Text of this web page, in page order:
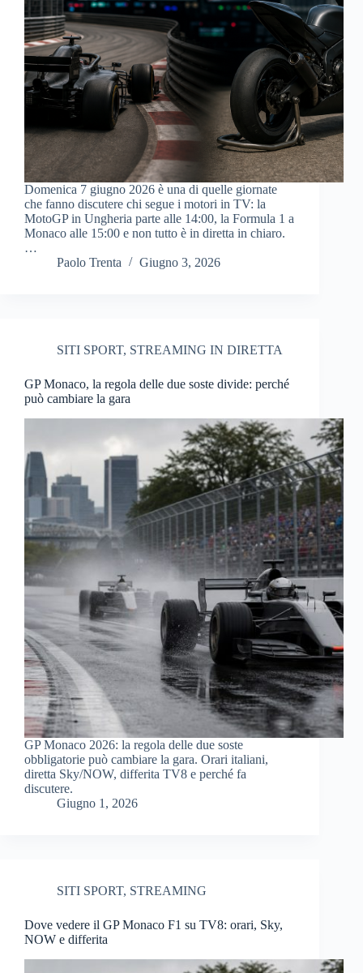
Domenica 7 giugno 2026 è una di quelle giornate
che fanno discutere chi segue i motori in TV: la
MotoGP in Ungheria parte alle 14:00, la Formula 1 a
Monaco alle 15:00 e non tutto è in diretta in chiaro.
…
Paolo Trenta
Giugno 3, 2026
SITI SPORT, STREAMING IN DIRETTA
GP Monaco, la regola delle due soste divide: perché
può cambiare la gara
GP Monaco 2026: la regola delle due soste
obbligatorie può cambiare la gara. Orari italiani,
diretta Sky/NOW, differita TV8 e perché fa
discutere.
Giugno 1, 2026
SITI SPORT, STREAMING
Dove vedere il GP Monaco F1 su TV8: orari, Sky,
NOW e differita